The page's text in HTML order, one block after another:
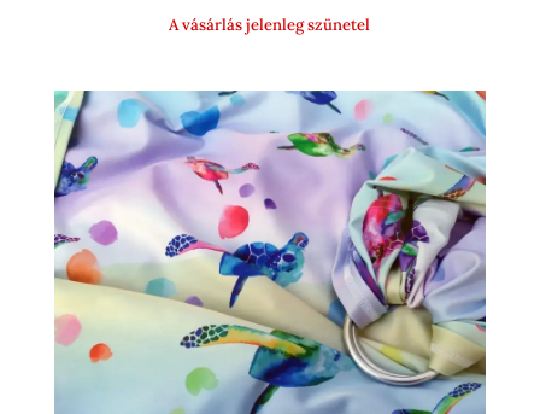
500 Ft
A vásárlás jelenleg szünetel